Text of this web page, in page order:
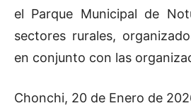
el Parque Municipal de
sectores rurales,
en conjunto con las
Chonchi, 20 de Enero de